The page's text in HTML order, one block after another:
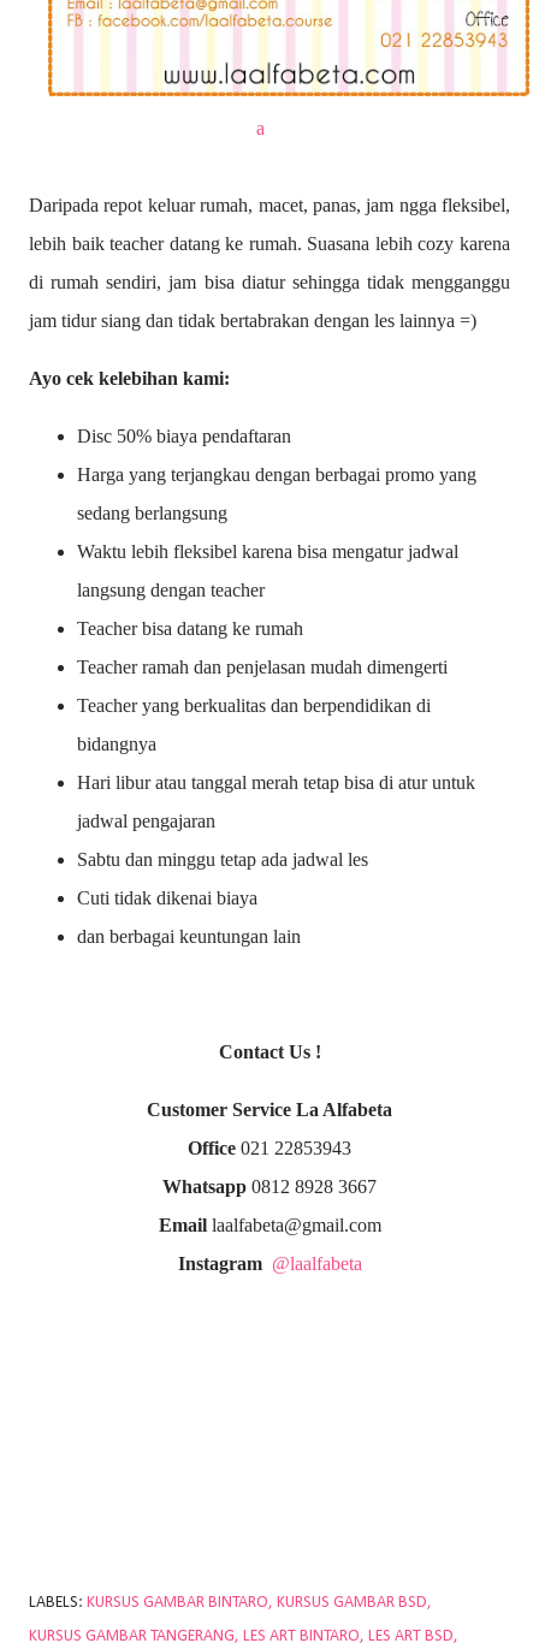
a
Daripada repot keluar rumah, macet, panas, jam ngga fleksibel,
lebih baik teacher datang ke rumah. Suasana lebih cozy karena
di rumah sendiri, jam bisa diatur sehingga tidak mengganggu
jam tidur siang dan tidak bertabrakan dengan les lainnya =)
Ayo cek kelebihan kami:
Disc 50% biaya pendaftaran
Harga yang terjangkau dengan berbagai promo yang
sedang berlangsung
Waktu lebih fleksibel karena bisa mengatur jadwal
langsung dengan teacher
Teacher bisa datang ke rumah
Teacher ramah dan penjelasan mudah dimengerti
Teacher yang berkualitas dan berpendidikan di
bidangnya
Hari libur atau tanggal merah tetap bisa di atur untuk
jadwal pengajaran
Sabtu dan minggu tetap ada jadwal les
Cuti tidak dikenai biaya
dan berbagai keuntungan lain
Contact Us !
Customer Service La Alfabeta
Office 021 22853943
Whatsapp 0812 8928 3667
Emaillaalfabeta@gmail.com
Instagram @laalfabeta
LABELS: KURSUS GAMBAR BINTARO
KURSUS GAMBAR BSD
KURSUS GAMBAR TANGERANG
LES ART BINTARO LES ART BSD